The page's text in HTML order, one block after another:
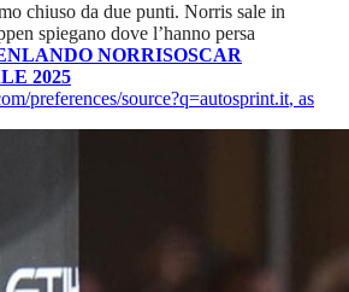
chiuso da due punti. Norris sale in
spiegano dove l’hanno persa
LANDO NORRISOSCAR
2025
preferences/source?q=autosprint.it, as